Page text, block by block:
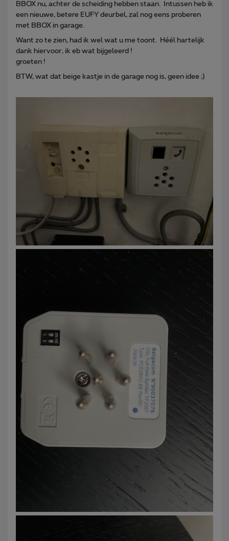
BBOX nu, achter de scheiding hebben staan. Intussen heb ik
een nieuwe, betere EUFY deurbel, zal nog eens proberen
met BBOX in garage.
Want zo te zien, had ik wel wat u me toont. Héél hartelijk
dank hiervoor, ik eb wat bijgeleerd !
groeten !
BTW, wat dat beige kastje in de garage nog is, geen idee ;)